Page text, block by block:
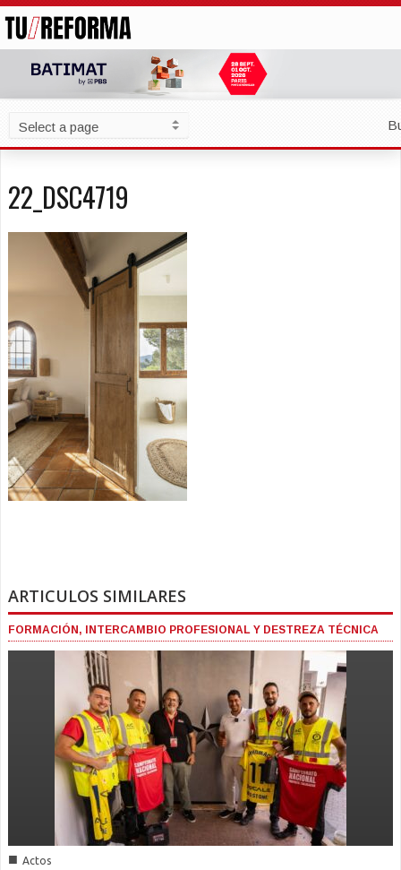
22_DSC4719
ARTICULOS SIMILARES
FORMACIÓN, INTERCAMBIO PROFESIONAL Y DESTREZA TÉCNICA
■ Actos